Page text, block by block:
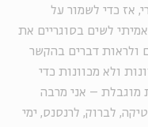
אז כדי לשמור על
לשים בסוגריים את
ולראות דברים בהקשר
ולא מכוונות כדי
מוגבלת – אני מרבה
לברוק, לרנסנס, ימי